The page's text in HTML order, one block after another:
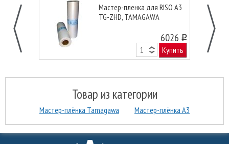
Мастер-пленка для RISO A3
TG-ZHD, TAMAGAWA
6026 o
Купить
Товар из категории
Мастер-плёнка Tamagawa Мастер-плёнка А3